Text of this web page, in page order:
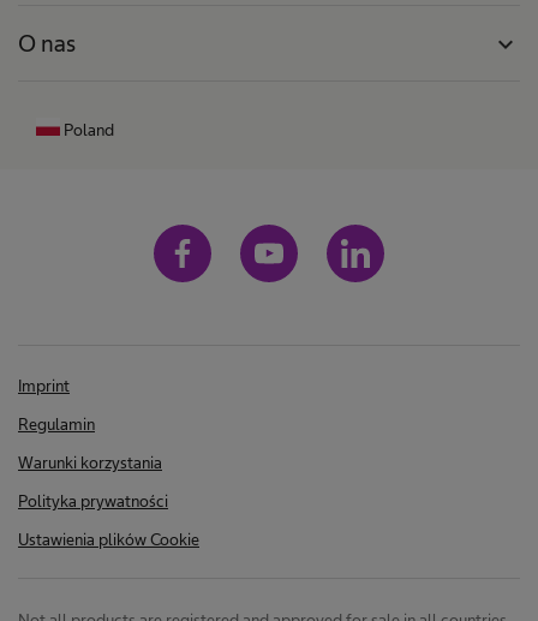
O nas expand_more
Poland
Imprint
Regulamin
Warunki korzystania
Polityka prywatności
Ustawienia plików Cookie